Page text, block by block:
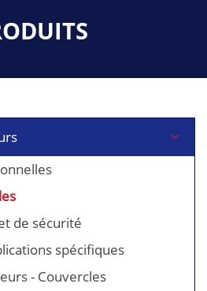
de sécurité
spécifiques
- Couvercles